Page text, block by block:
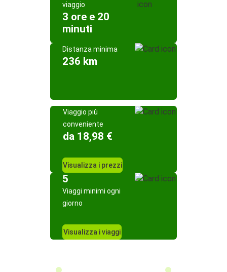
viaggio
3 ore e 20
minuti
Distanza minima
236 km
Viaggio più
conveniente
da 18,98 €
Visualizza i prezzi
5
Viaggi minimi ogni
giorno
Visualizza i viaggi